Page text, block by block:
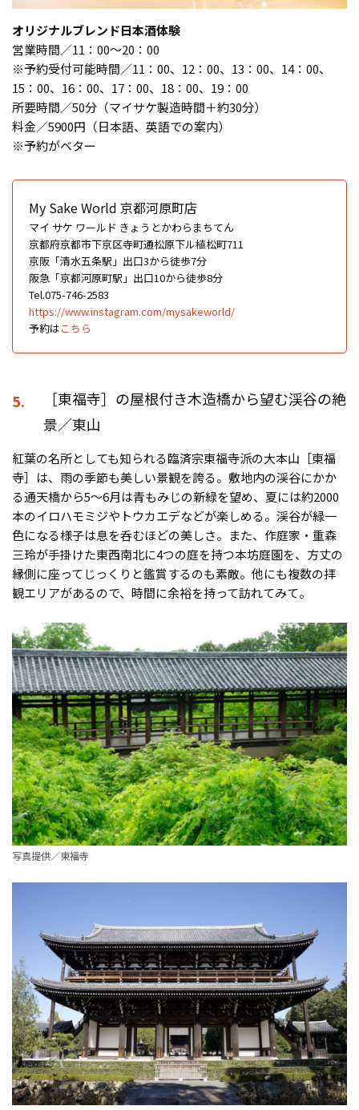
オリジナルブレンド日本酒体験
営業時間／11：00～20：00
※予約受付可能時間／11：00、12：00、13：00、14：00、
15：00、16：00、17：00、18：00、19：00
所要時間／50分（マイサケ製造時間＋約30分）
料金／5900円（日本語、英語での案内）
※予約がベター
My Sake World 京都河原町店
マイ サケ ワールド きょうとかわらまちてん
京都府京都市下京区寺町通松原下ル植松町711
京阪「清水五条駅」出口3から徒歩7分
阪急「京都河原町駅」出口10から徒歩8分
Tel.075-746-2583
https://www.instagram.com/mysakeworld/
予約はこちら
5.
［東福寺］の屋根付き木造橋から望む渓谷の絶
景／東山
紅葉の名所としても知られる臨済宗東福寺派の大本山［東福
寺］は、雨の季節も美しい景観を誇る。敷地内の渓谷にかか
る通天橋から5〜6月は青もみじの新緑を望め、夏には約2000
本のイロハモミジやトウカエデなどが楽しめる。渓谷が緑一
色になる様子は息を呑むほどの美しさ。また、作庭家・重森
三玲が手掛けた東西南北に4つの庭を持つ本坊庭園を、方丈の
縁側に座ってじっくりと鑑賞するのも素敵。他にも複数の拝
観エリアがあるので、時間に余裕を持って訪れてみて。
写真提供／東福寺